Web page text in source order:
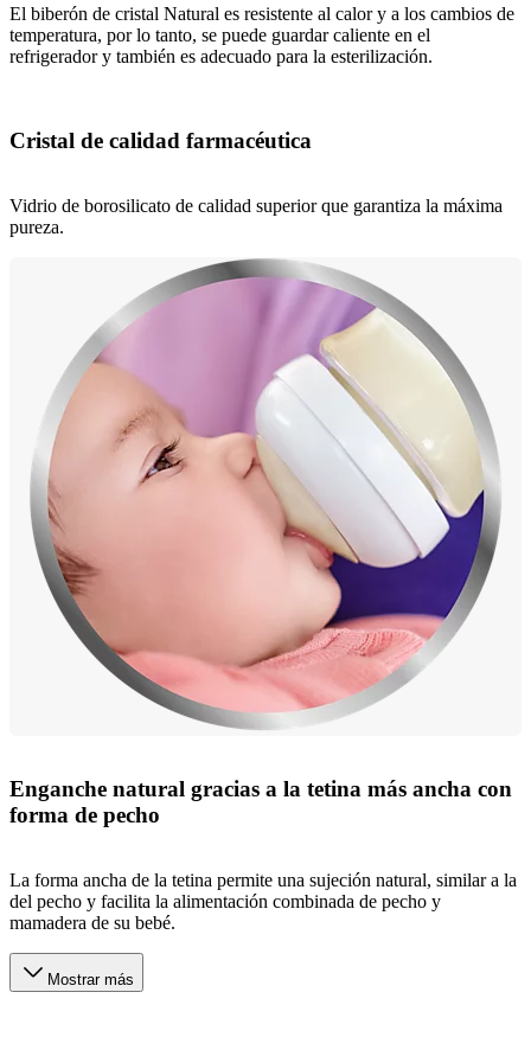
El biberón de cristal Natural es resistente al calor y a los cambios de
temperatura, por lo tanto, se puede guardar caliente en el
refrigerador y también es adecuado para la esterilización.
Cristal de calidad farmacéutica
Vidrio de borosilicato de calidad superior que garantiza la máxima
pureza.
Enganche natural gracias a la tetina más ancha con
forma de pecho
La forma ancha de la tetina permite una sujeción natural, similar a la
del pecho y facilita la alimentación combinada de pecho y
mamadera de su bebé.
Mostrar más